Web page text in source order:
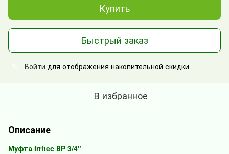
Купить
Быстрый заказ
Войти для отображения накопительной скидки
В избранное
Описание
Муфта Irritec ВР 3/4"